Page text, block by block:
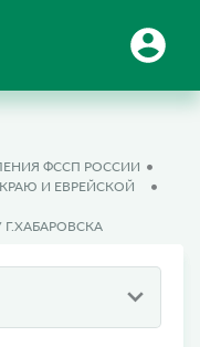
ФССП РОССИИ
И ЕВРЕЙСКОЙ